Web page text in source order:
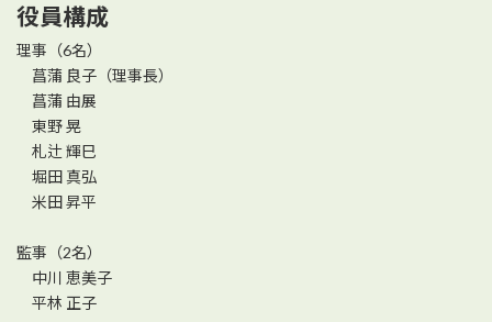
役員構成
理事（6名）
菖蒲 良子（理事長）
菖蒲 由展
東野 晃
札辻 輝巳
堀田 真弘
米田 昇平
監事（2名）
中川 恵美子
平林 正子